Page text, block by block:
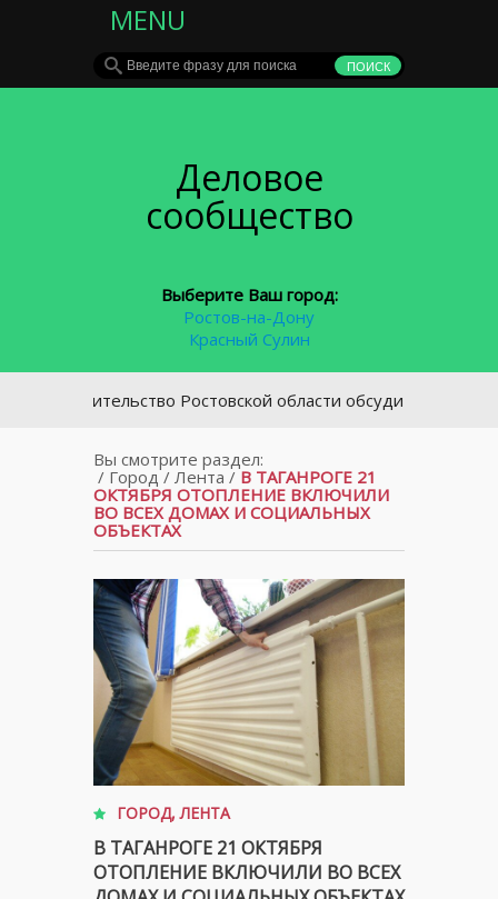
MENU
Деловое
сообщество
Выберите Ваш город:
Ростов-на-Дону
Красный Сулин
Правительство Ростовской области обсудит с «Группой
Вы смотрите раздел:
/ Город/ Лента / В ТАГАНРОГЕ 21
ОКТЯБРЯ ОТОПЛЕНИЕ ВКЛЮЧИЛИ
ВО ВСЕХ ДОМАХ И СОЦИАЛЬНЫХ
ОБЪЕКТАХ
ГОРОД,ЛЕНТА
В ТАГАНРОГЕ 21 ОКТЯБРЯ
ОТОПЛЕНИЕ ВКЛЮЧИЛИ ВО ВСЕХ